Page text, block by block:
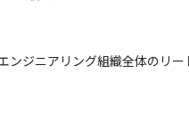
ジニアリング組織全体のリ